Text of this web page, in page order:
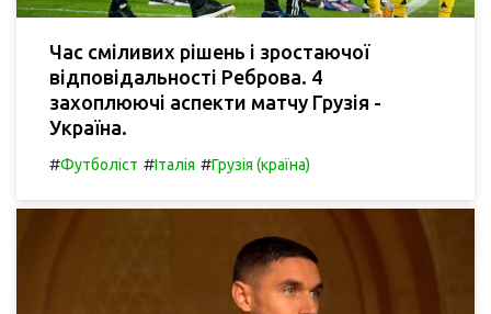
Час сміливих рішень і зростаючої
відповідальності Реброва. 4
захоплюючі аспекти матчу Грузія -
Україна.
#Футболіст #Італія #Грузія (країна)